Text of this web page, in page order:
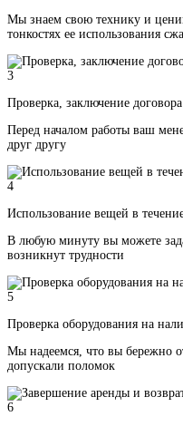
Мы знаем свою технику и
тонкостях ее использования
3
Проверка, заключение
Перед началом работы ваш
друг другу
4
Использование вещей в
В любую минуту вы можете
возникнут трудности
5
Проверка оборудования на
Мы надеемся, что вы бережно
допускали поломок
6